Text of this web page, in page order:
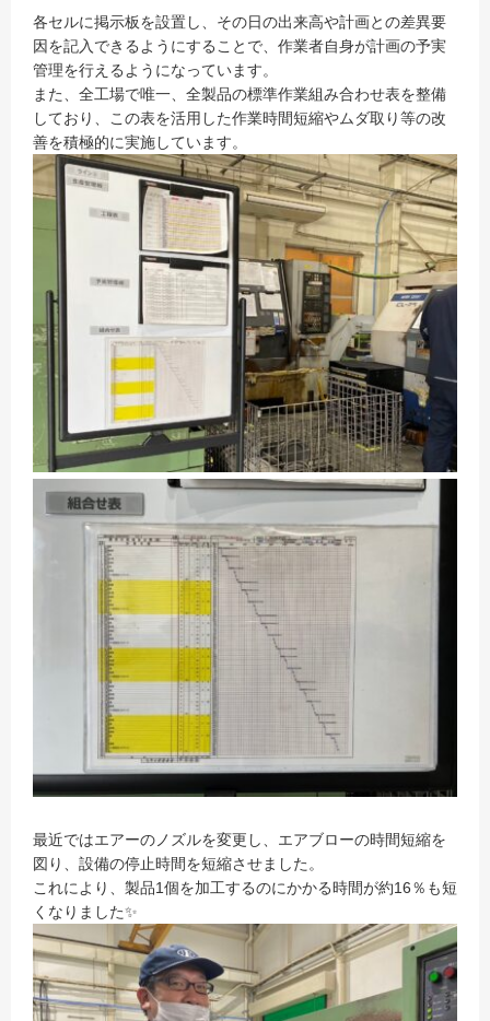
各セルに掲示板を設置し、その日の出来高や計画との差異要
因を記入できるようにすることで、作業者自身が計画の予実
管理を行えるようになっています。
また、全工場で唯一、全製品の標準作業組み合わせ表を整備
しており、この表を活用した作業時間短縮やムダ取り等の改
善を積極的に実施しています。
最近ではエアーのノズルを変更し、エアブローの時間短縮を
図り、設備の停止時間を短縮させました。
これにより、製品1個を加工するのにかかる時間が約16％も短
くなりました✨